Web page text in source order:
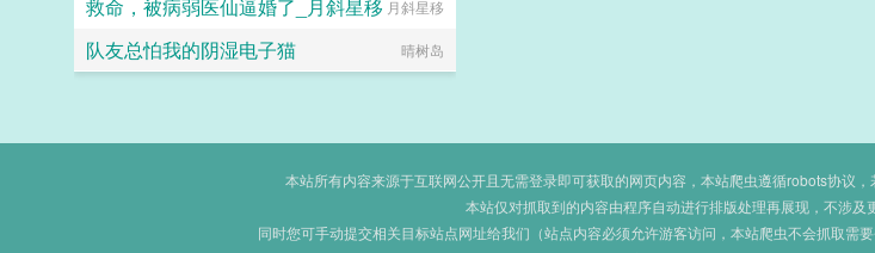
救命，被病弱医仙逼婚了_月斜星移 月斜星移
队友总怕我的阴湿电子猫 晴树岛
本站所有内容来源于互联网公开且无需登录即可获取的网页内容，本站爬虫遵循robots协议
本站仅对抓取到的内容由程序自动进行排版处理再展现，不涉及
同时您可手动提交相关目标站点网址给我们（站点内容必须允许游客访问，本站爬虫不会抓取需